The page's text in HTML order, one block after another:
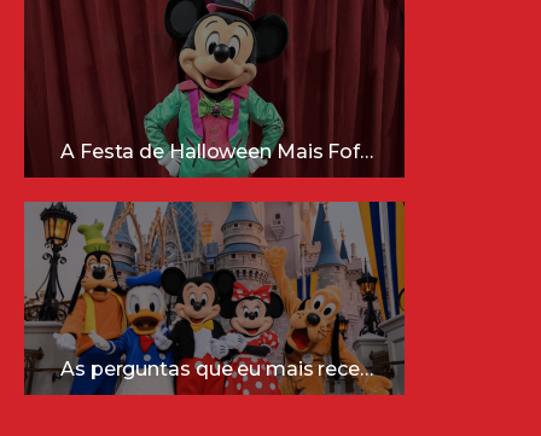
A Festa de Halloween Mais Fofa da Disney Está Chegando!
As perguntas que eu mais recebo sobre a Disney (e as respostas mais sinceras!)